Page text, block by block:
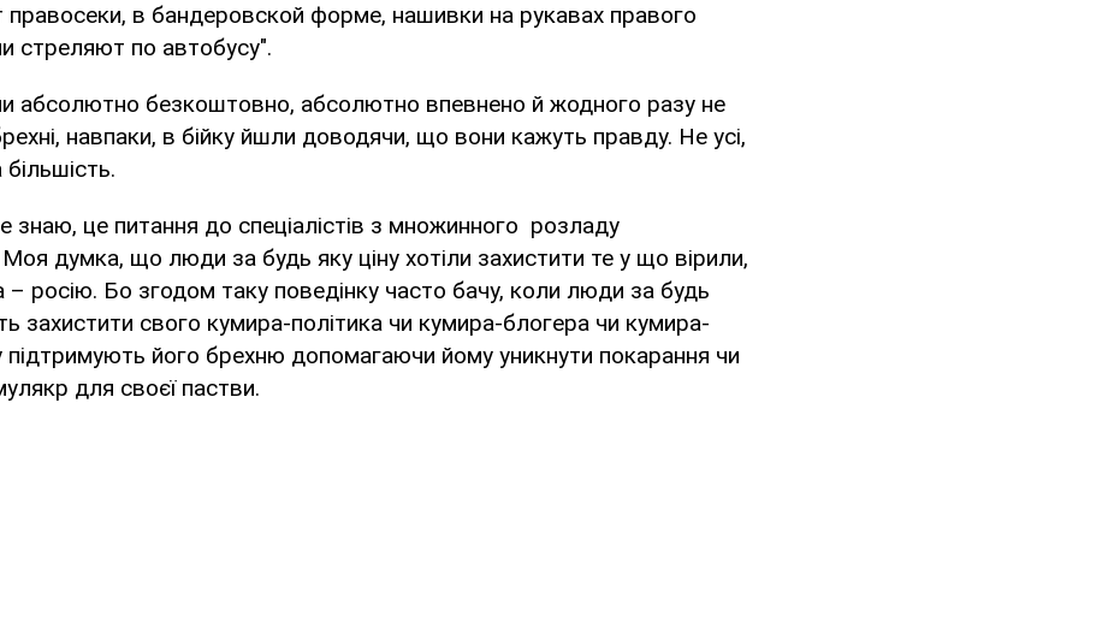
правосеки, в бандеровской форме, нашивки на рукавах правого
стреляют по автобусу".
абсолютно безкоштовно, абсолютно впевнено й жодного разу не
навпаки, в бійку йшли доводячи, що вони кажуть правду. Не усі,
знаю, це питання до спеціалістів з множинного розладу
Моя думка, що люди за будь яку ціну хотіли захистити те у що вірили,
– росію. Бо згодом таку поведінку часто бачу, коли люди за будь
захистити свого кумира-політика чи кумира-блогера чи кумира-
підтримують його брехню допомагаючи йому уникнути покарання чи
для своєї пастви.